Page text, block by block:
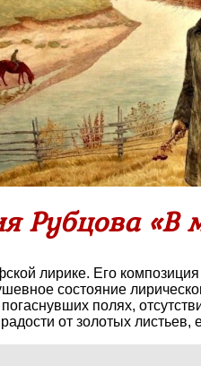
Рубцова
лирике. Его
состояние
полях,
от золотых